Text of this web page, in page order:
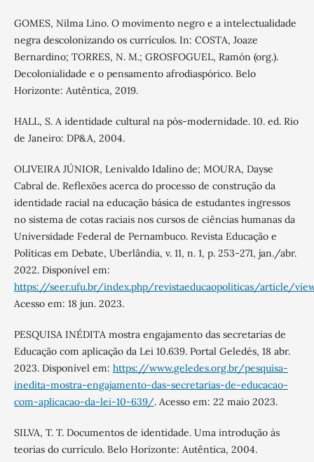
GOMES, Nilma Lino. O movimento negro e a intelectualidade
negra descolonizando os currículos. In: COSTA, Joaze
Bernardino; TORRES, N. M.; GROSFOGUEL, Ramón (org.).
Decolonialidade e o pensamento afrodiaspórico. Belo
Horizonte: Autêntica, 2019.
HALL, S. A identidade cultural na pós-modernidade. 10. ed. Rio
de Janeiro: DP&A, 2004.
OLIVEIRA JÚNIOR, Lenivaldo Idalino de; MOURA, Dayse
Cabral de. Reflexões acerca do processo de construção da
identidade racial na educação básica de estudantes ingressos
no sistema de cotas raciais nos cursos de ciências humanas da
Universidade Federal de Pernambuco. Revista Educação e
Políticas em Debate, Uberlândia, v. 11, n. 1, p. 253-271, jan./abr.
2022. Disponível em:
https://seer.ufu.br/index.php/revistaeducaopoliticas/article/
Acesso em: 18 jun. 2023.
PESQUISA INÉDITA mostra engajamento das secretarias de
Educação com aplicação da Lei 10.639. Portal Geledés, 18 abr.
2023. Disponível em: https://www.geledes.org.br/pesquisa-
inedita-mostra-engajamento-das-secretarias-de-educacao-
com-aplicacao-da-lei-10-639/. Acesso em: 22 maio 2023.
SILVA, T. T. Documentos de identidade. Uma introdução às
teorias do currículo. Belo Horizonte: Autêntica, 2004.